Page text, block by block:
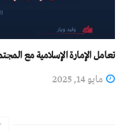
تعامل الإمارة الإسلامية مع
مايو 14, 2025